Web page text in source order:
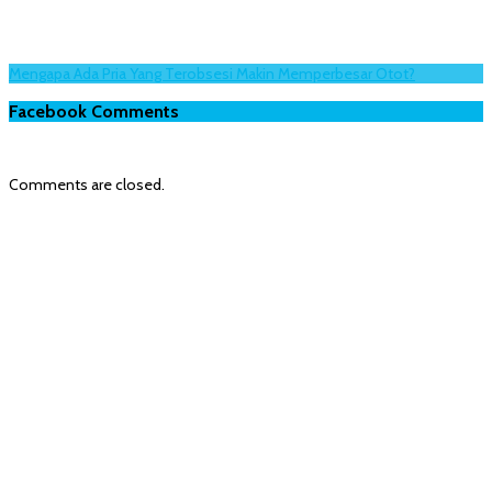
Mengapa Ada Pria Yang Terobsesi Makin Memperbesar Otot?
Facebook Comments
Comments are closed.